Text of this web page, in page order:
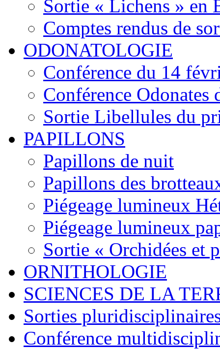
Sortie « Lichens » en
Comptes rendus de
ODONATOLOGIE
Conférence du 14
Conférence
Sortie Libellules du
PAPILLONS
Papillons de nuit
Papillons des
Piégeage lumineux
Piégeage lumineux
Sortie « Orchidées et
ORNITHOLOGIE
SCIENCES DE LA
Sorties
Conférence